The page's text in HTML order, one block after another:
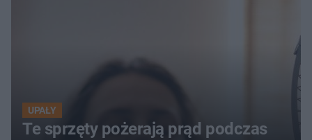
UPAŁY
Te sprzęty pożerają prąd podczas